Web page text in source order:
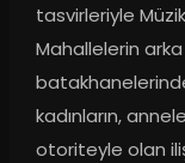
tasvirleriyle
Mahallelerin
kadınların,
otoriteyle olan